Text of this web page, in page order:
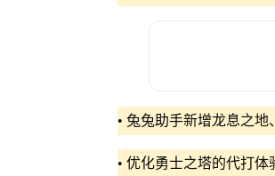
• 兔兔助手新增龙息之
• 优化勇士之塔的代打